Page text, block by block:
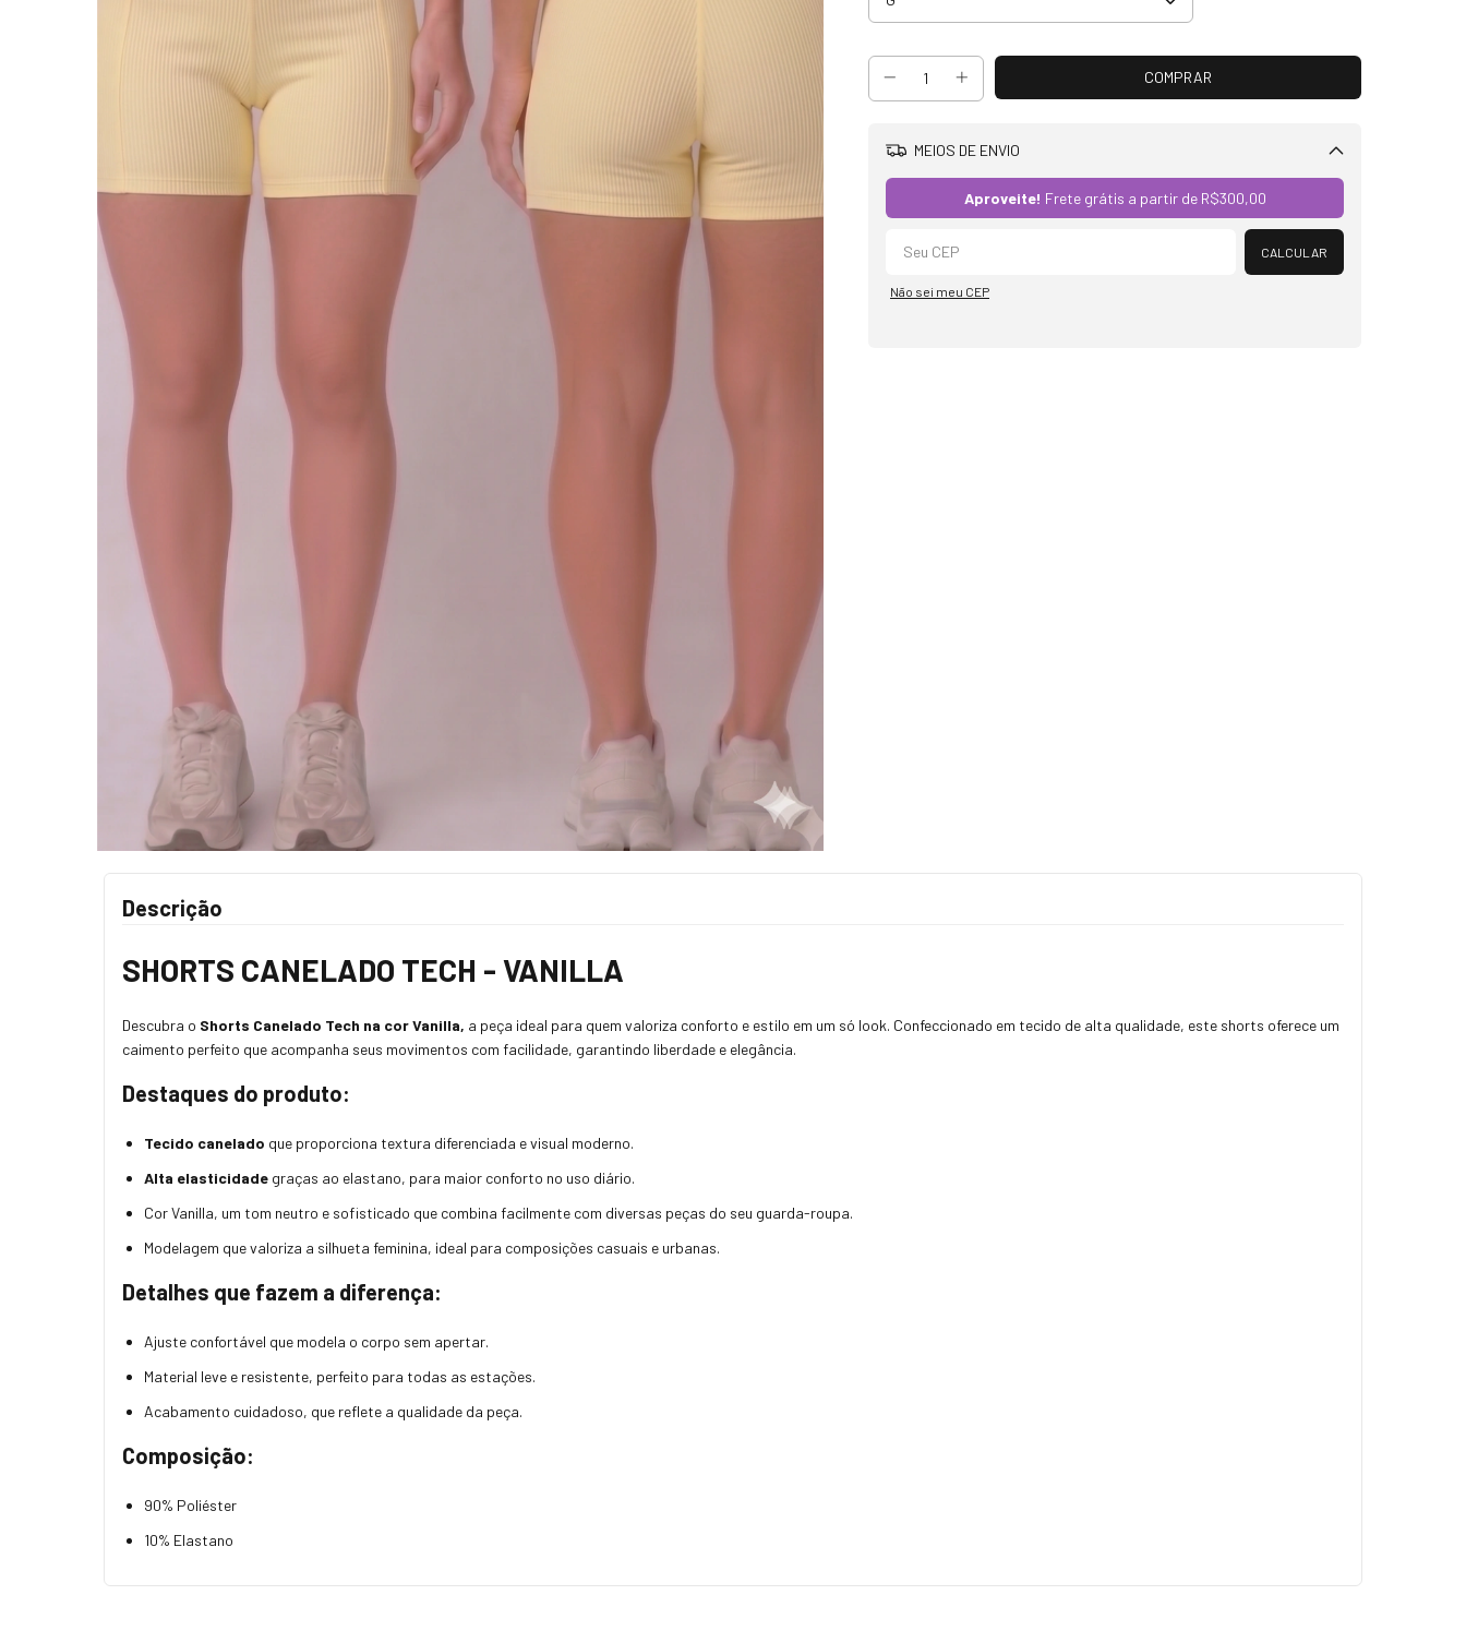
MEIOS DE ENVIO
Aproveite! Frete grátis a partir de R$300,00
CALCULAR
Não sei meu CEP
Descrição
SHORTS CANELADO TECH - VANILLA
Descubra o Shorts Canelado Tech na cor Vanilla, a peça ideal para quem valoriza conforto e estilo em um só look. Confeccionado em tecido de alta qualidade, este shorts oferece um
caimento perfeito que acompanha seus movimentos com facilidade, garantindo liberdade e elegância.
Destaques do produto:
Tecido canelado que proporciona textura diferenciada e visual moderno.
Alta elasticidade graças ao elastano, para maior conforto no uso diário.
Cor Vanilla, um tom neutro e sofisticado que combina facilmente com diversas peças do seu guarda-roupa.
Modelagem que valoriza a silhueta feminina, ideal para composições casuais e urbanas.
Detalhes que fazem a diferença:
Ajuste confortável que modela o corpo sem apertar.
Material leve e resistente, perfeito para todas as estações.
Acabamento cuidadoso, que reflete a qualidade da peça.
Composição:
90% Poliéster
10% Elastano